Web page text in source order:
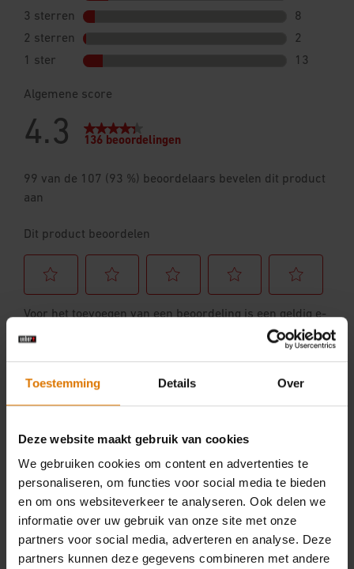
Toestemming Details Over
Deze website maakt gebruik van cookies
We gebruiken cookies om content en advertenties te
personaliseren, om functies voor social media te bieden
en om ons websiteverkeer te analyseren. Ook delen we
informatie over uw gebruik van onze site met onze
partners voor social media, adverteren en analyse. Deze
partners kunnen deze gegevens combineren met andere